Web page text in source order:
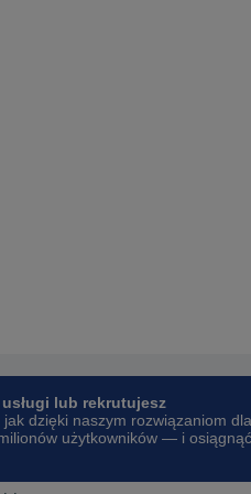
lub rekrutujesz
jak dzięki naszym rozwiązaniom dla
użytkowników — i osiągnąć